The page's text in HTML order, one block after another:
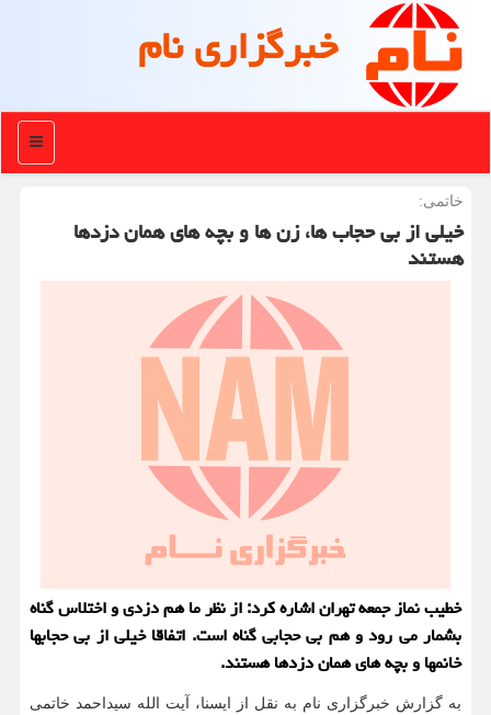
خبرگزاری نام
منو
خاتمی:
خیلی از بی حجاب ها، زن ها و بچه های همان دزدها
هستند
خطیب نماز جمعه تهران اشاره کرد: از نظر ما هم دزدی و اختلاس گناه
بشمار می رود و هم بی حجابی گناه است. اتفاقا خیلی از بی حجابها
خانمها و بچه های همان دزدها هستند.
به گزارش خبرگزاری نام به نقل از ایسنا، آیت الله سیداحمد خاتمی